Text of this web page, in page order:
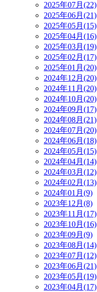
2025年07月(22)
2025年06月(21)
2025年05月(15)
2025年04月(16)
2025年03月(19)
2025年02月(17)
2025年01月(20)
2024年12月(20)
2024年11月(20)
2024年10月(20)
2024年09月(17)
2024年08月(21)
2024年07月(20)
2024年06月(18)
2024年05月(15)
2024年04月(14)
2024年03月(12)
2024年02月(13)
2024年01月(9)
2023年12月(8)
2023年11月(17)
2023年10月(16)
2023年09月(9)
2023年08月(14)
2023年07月(12)
2023年06月(21)
2023年05月(19)
2023年04月(17)